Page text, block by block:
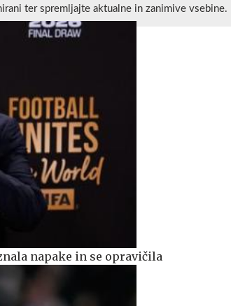
ter spremljajte aktualne in zanimive vsebine.
napake in se opravičila